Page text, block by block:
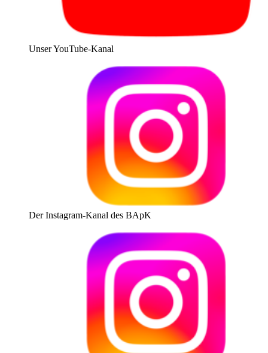
Unser YouTube-Kanal
Der Instagram-Kanal des BApK